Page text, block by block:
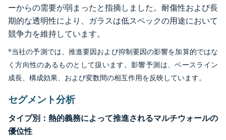
ーからの需要が弱まったと指摘しました。耐傷性および長
期的な透明性により、ガラスは低スペックの用途において
競争力を維持しています。
*当社の予測では、推進要因および抑制要因の影響を加算的ではな
く方向性のあるものとして扱います。影響予測は、ベースライン
成長、構成効果、および変数間の相互作用を反映しています。
セグメント分析
タイプ別：熱的義務によって推進されるマルチウォールの
優位性